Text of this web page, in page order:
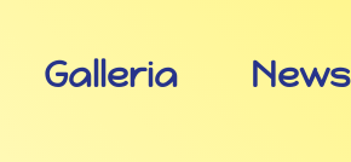
Galleria
News